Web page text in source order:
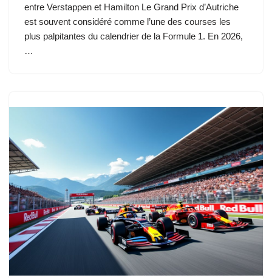
entre Verstappen et Hamilton Le Grand Prix d’Autriche
est souvent considéré comme l’une des courses les
plus palpitantes du calendrier de la Formule 1. En 2026,
…